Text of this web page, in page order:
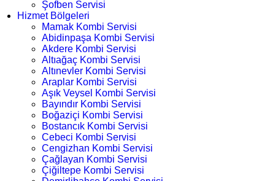
Şofben Servisi
Hizmet Bölgeleri
Mamak Kombi Servisi
Abidinpaşa Kombi Servisi
Akdere Kombi Servisi
Altıağaç Kombi Servisi
Altınevler Kombi Servisi
Araplar Kombi Servisi
Aşık Veysel Kombi Servisi
Bayındır Kombi Servisi
Boğaziçi Kombi Servisi
Bostancık Kombi Servisi
Cebeci Kombi Servisi
Cengizhan Kombi Servisi
Çağlayan Kombi Servisi
Çiğiltepe Kombi Servisi